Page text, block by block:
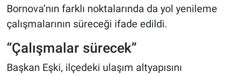
Bornova’nın farklı noktalarında da yol yenileme
çalışmalarının süreceği ifade edildi.
“Çalışmalar sürecek”
Başkan Eşki, ilçedeki ulaşım altyapısını